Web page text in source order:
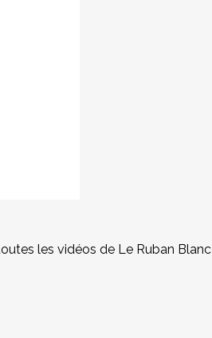
les vidéos de Le Ruban Blanc